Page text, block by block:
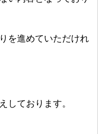
を進めていただけれ
しております。